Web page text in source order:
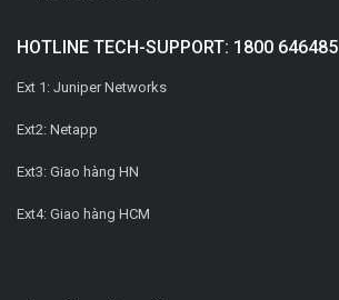
HOTLINE TECH-SUPPORT: 1800 646485
Ext 1: Juniper Networks
Ext2: Netapp
Ext3: Giao hàng HN
Ext4: Giao hàng HCM